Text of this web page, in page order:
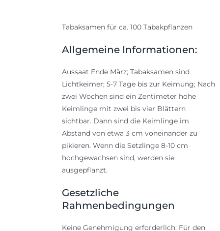
Tabaksamen für ca. 100 Tabakpflanzen
Allgemeine Informationen:
Aussaat Ende März; Tabaksamen sind
Lichtkeimer; 5-7 Tage bis zur Keimung; Nach
zwei Wochen sind ein Zentimeter hohe
Keimlinge mit zwei bis vier Blättern
sichtbar. Dann sind die Keimlinge im
Abstand von etwa 3 cm voneinander zu
pikieren. Wenn die Setzlinge 8-10 cm
hochgewachsen sind, werden sie
ausgepflanzt.
Gesetzliche
Rahmenbedingungen
Keine Genehmigung erforderlich: Für den